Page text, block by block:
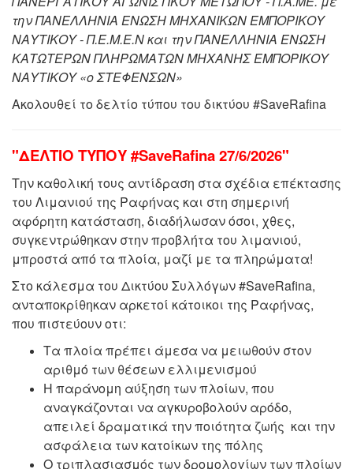
την ΠΑΝΕΛΛΗΝΙΑ ΕΝΩΣΗ ΜΗΧΑΝΙΚΩΝ ΕΜΠΟΡΙΚΟΥ
ΝΑΥΤΙΚΟΥ - Π.Ε.Μ.Ε.Ν και την ΠΑΝΕΛΛΗΝΙΑ ΕΝΩΣΗ
ΚΑΤΩΤΕΡΩΝ ΠΛΗΡΩΜΑΤΩΝ ΜΗΧΑΝΗΣ ΕΜΠΟΡΙΚΟΥ
ΝΑΥΤΙΚΟΥ «ο ΣΤΕΦΕΝΣΩΝ»
Ακολουθεί το δελτίο τύπου του δικτύου #SaveRafina
"ΔΕΛΤΙΟ ΤΥΠΟΥ #SaveRafina 27/6/2026"
Την καθολική τους αντίδραση στα σχέδια επέκτασης
του Λιμανιού της Ραφήνας και στη σημερινή
αφόρητη κατάσταση, διαδήλωσαν όσοι, χθες,
συγκεντρώθηκαν στην προβλήτα του λιμανιού,
μπροστά από τα πλοία, μαζί με τα πληρώματα!
Στο κάλεσμα του Δικτύου Συλλόγων #SaveRafina,
ανταποκρίθηκαν αρκετοί κάτοικοι της Ραφήνας,
που πιστεύουν οτι:
Τα πλοία πρέπει άμεσα να μειωθούν στον
αριθμό των θέσεων ελλιμενισμού
Η παράνομη αύξηση των πλοίων, που
αναγκάζονται να αγκυροβολούν αρόδο,
απειλεί δραματικά την ποιότητα ζωής και την
ασφάλεια των κατοίκων της πόλης
Ο τριπλασιασμός των δρομολογίων των πλοίων